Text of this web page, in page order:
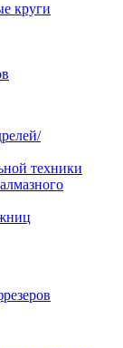
круги
техники